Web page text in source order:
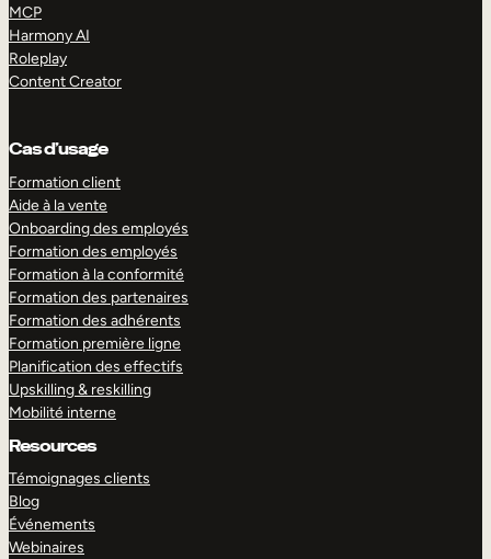
MCP
Harmony AI
Roleplay
Content Creator
Cas d’usage
Formation client
Aide à la vente
Onboarding des employés
Formation des employés
Formation à la conformité
Formation des partenaires
Formation des adhérents
Formation première ligne
Planification des effectifs
Upskilling & reskilling
Mobilité interne
Resources
Témoignages clients
Blog
Événements
Webinaires